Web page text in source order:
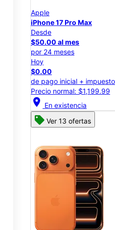
Apple
iPhone 17 Pro Max
Desde
$50.00 al mes
por 24 meses
Hoy
$0.00
de pago inicial +
Precio normal: $1,199.99
location_on En existencia
Ver 13 ofertas